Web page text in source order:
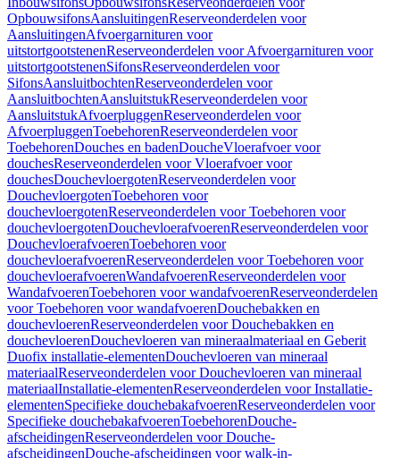
OpbouwsifonsAansluitingenReserveonderdelen voor
AansluitingenAfvoergarnituren voor
uitstortgootstenenReserveonderdelen voor Afvoergarnituren voor
uitstortgootstenenSifonsReserveonderdelen voor
SifonsAansluitbochtenReserveonderdelen voor
AansluitbochtenAansluitstukReserveonderdelen voor
AansluitstukAfvoerpluggenReserveonderdelen voor
AfvoerpluggenToebehorenReserveonderdelen voor
ToebehorenDouches en badenDoucheVloerafvoer voor
douchesReserveonderdelen voor Vloerafvoer voor
douchesDouchevloergotenReserveonderdelen voor
DouchevloergotenToebehoren voor
douchevloergotenReserveonderdelen voor Toebehoren voor
douchevloergotenDouchevloerafvoerenReserveonderdelen voor
DouchevloerafvoerenToebehoren voor
douchevloerafvoerenReserveonderdelen voor Toebehoren voor
douchevloerafvoerenWandafvoerenReserveonderdelen voor
WandafvoerenToebehoren voor wandafvoerenReserveonderdelen
voor Toebehoren voor wandafvoerenDouchebakken en
douchevloerenReserveonderdelen voor Douchebakken en
douchevloerenDouchevloeren van mineraalmateriaal en Geberit
Duofix installatie-elementenDouchevloeren van mineraal
materiaalReserveonderdelen voor Douchevloeren van mineraal
materiaalInstallatie-elementenReserveonderdelen voor Installatie-
elementenSpecifieke douchebakafvoerenReserveonderdelen voor
Specifieke douchebakafvoerenToebehorenDouche-
afscheidingenReserveonderdelen voor Douche-
afscheidingenDouche-afscheidingen voor walk-in-